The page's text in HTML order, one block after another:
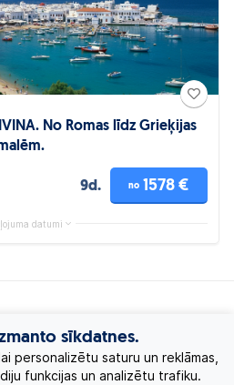
No Romas līdz Grieķijas
9d. no 1578 €
datumi
sīkdatnes.
personalizētu saturu un reklāmas,
funkcijas un analizētu trafiku.